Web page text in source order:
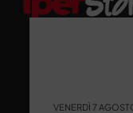
VENERDÌ 7